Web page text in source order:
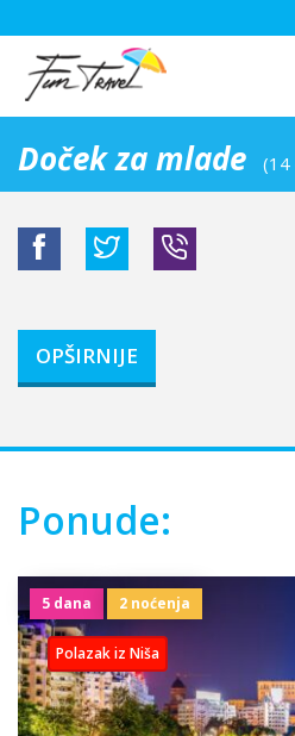
Doček za mlade (14
OPŠIRNIJE
Ponude:
Polazak iz Niša
5 dana 2 noćenja